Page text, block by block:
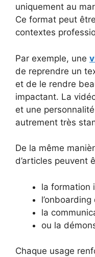
uniquement au
Ce format peut
contextes
Par exemple, une
de reprendre un
et de le rendre
impactant. La
et une
autrement très
De la même
d’articles peuvent
la formation
la
ou la
Chaque usage